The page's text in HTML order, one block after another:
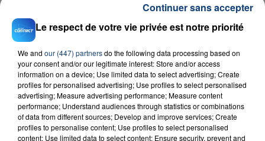
La livraison se fera à domicile pour les plus de 65 ans à
compter de ce jeudi 5 novembre. Pour les autres (18-
25 ans), il faudra se déplacer dans votre bureau de
vote habituelces dimanche 8 et mercredi 11
novembre entre 10 heures et 17 heures.
A noter également que la ville a commandé plus de 3
000 masques en tissus qui seront distribués
prochainement dans les écoles de la commune.
Le respect de votre vie privée est notre priorité
We and our (447) partnersdo the following data processing based on
your consent and/or our legitimate interest: Store and/or access
information on a device; Use limited data to select advertising; Create
profiles for personalised advertising; Use profiles to select personalised
advertising; Measure advertising performance; Measure content
performance; Understand audiences through statistics or combinations
of data from different sources; Develop and improve services; Create
profiles to personalise content; Use profiles to select personalised
content; Use limited data to select content; Ensure security, prevent and
Continuer sans accepter